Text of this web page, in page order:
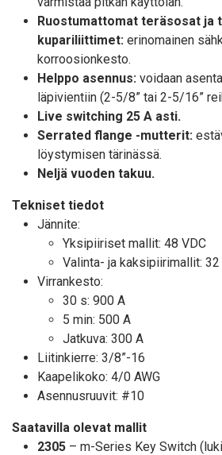
Ruostumattomat teräsosat ja
kupariliittimet: erinomainen
korroosionkesto.
Helppo asennus: voidaan
läpivientiin (2-5/8” tai 2-5/16”
Live switching 25 A asti.
Serrated flange -mutterit:
löystymisen tärinässä.
Neljä vuoden takuu.
Tekniset tiedot
Jännite:
Yksipiiriset mallit: 48 VDC
Valinta- ja kaksipiirimallit: 32
Virrankesto:
30 s: 900 A
5 min: 500 A
Jatkuva: 300 A
Liitinkierre: 3/8”-16
Kaapelikoko: 4/0 AWG
Asennusruuvit: #10
Saatavilla olevat mallit
2305 – m-Series Key Switch